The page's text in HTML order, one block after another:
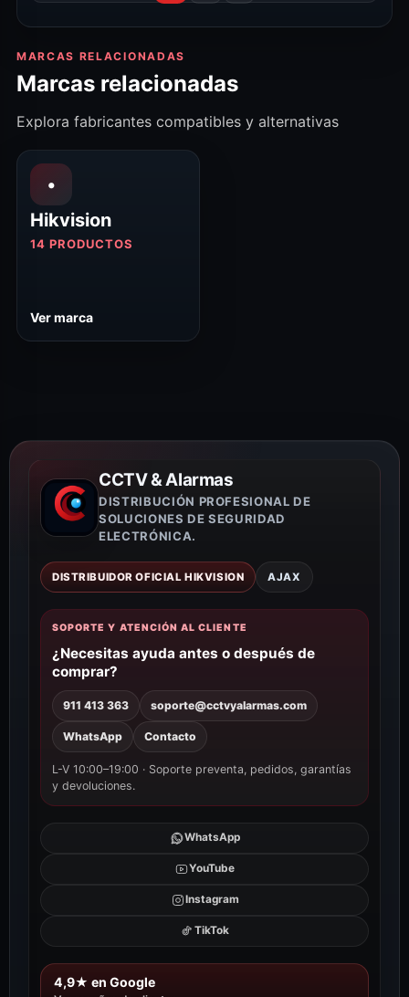
MARCAS RELACIONADAS
Marcas relacionadas
Explora fabricantes compatibles y alternativas
•
Hikvision
14 PRODUCTOS
Ver marca
CCTV & Alarmas
DISTRIBUCIÓN PROFESIONAL DE
SOLUCIONES DE SEGURIDAD
ELECTRÓNICA.
DISTRIBUIDOR OFICIAL HIKVISION AJAX
SOPORTE Y ATENCIÓN AL CLIENTE
¿Necesitas ayuda antes o después de
comprar?
911 413 363 soporte@cctvyalarmas.com
WhatsApp Contacto
L-V 10:00–19:00 · Soporte preventa, pedidos, garantías
y devoluciones.
WhatsApp
YouTube
Instagram
TikTok
4,9★ en Google